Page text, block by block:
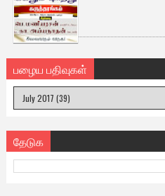
பழைய பதிவுகள்
தேடுக